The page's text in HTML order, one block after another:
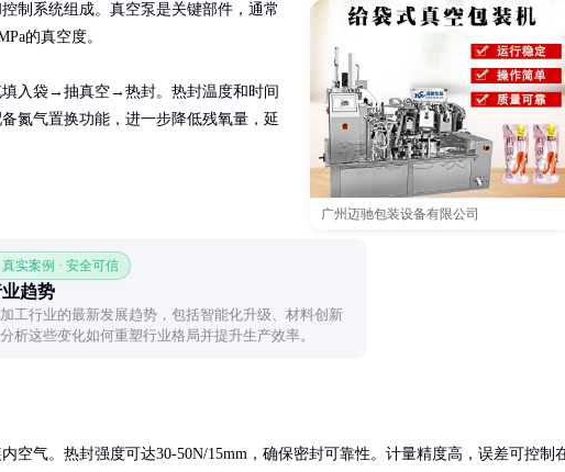
广州迈驰包装设备有限公司
制系统组成。真空泵是关键部件，通常
的真空度。
入袋→抽真空→热封。热封温度和时间
氮气置换功能，进一步降低残氧量，延
真实案例 · 安全可信
趋势
工行业的最新发展趋势，包括智能化升级、材料创新
析这些变化如何重塑行业格局并提升生产效率。
空气。热封强度可达30-50N/15mm，确保密封可靠性。计量精度高，误差可控制